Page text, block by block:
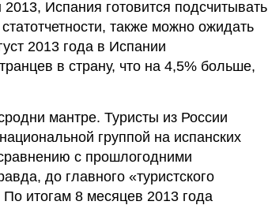
Испания готовится подсчитывать
также можно ожидать
2013 года в Испании
в страну, что на 4,5% больше,
мантре. Туристы из России
группой на испанских
с прошлогодними
до главного «туристского
итогам 8 месяцев 2013 года